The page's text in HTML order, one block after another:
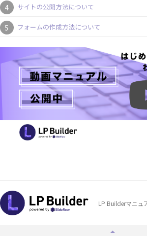
サイトの公開方法について
フォームの作成方法について
LP Builderマニュ